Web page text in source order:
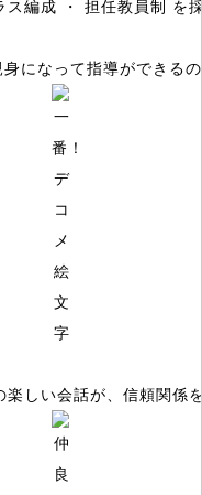
ス編成 ・ 担任教員制 を
になって指導ができる
楽しい会話が、信頼関係